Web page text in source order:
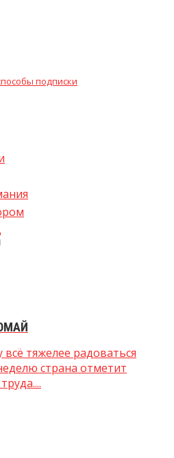
подписки
тяжелее радоваться
страна отметит